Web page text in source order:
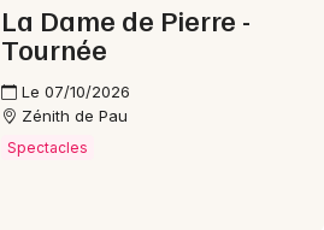
La Dame de Pierre -
Tournée
Le 07/10/2026
Zénith de Pau
Spectacles